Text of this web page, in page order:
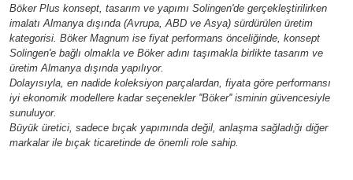
Böker Plus konsept, tasarım ve yapımı Solingen'de gerçekleştirilirken
imalatı Almanya dışında (Avrupa, ABD ve Asya) sürdürülen üretim
kategorisi. Böker Magnum ise fiyat performans önceliğinde, konsept
Solingen'e bağlı olmakla ve Böker adını taşımakla birlikte tasarım ve
üretim Almanya dışında yapılıyor.
Dolayısıyla, en nadide koleksiyon parçalardan, fiyata göre performansı
iyi ekonomik modellere kadar seçenekler ''Böker'' isminin güvencesiyle
sunuluyor.
Büyük üretici, sadece bıçak yapımında değil, anlaşma sağladığı diğer
markalar ile bıçak ticaretinde de önemli role sahip.